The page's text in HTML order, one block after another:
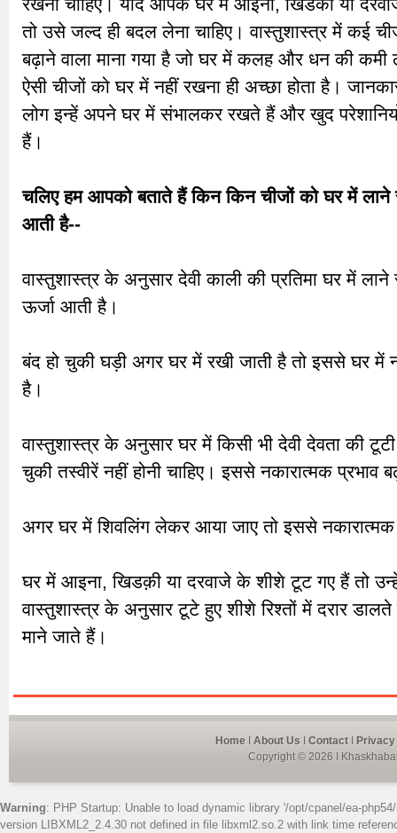
तो उसे जल्द ही बदल लेना चाहिए। वास्तुशास्त्र में कई
बढ़ाने वाला माना गया है जो घर में कलह और धन की
ऐसी चीजों को घर में नहीं रखना ही अच्छा होता है।
लोग इन्हें अपने घर में संभालकर रखते हैं और खुद
हैं।
चलिए हम आपको बताते हैं किन किन चीजों को घर में लाने
आती है--
वास्तुशास्त्र के अनुसार देवी काली की प्रतिमा घर में
ऊर्जा आती है।
बंद हो चुकी घड़ी अगर घर में रखी जाती है तो इससे घर में
है।
वास्तुशास्त्र के अनुसार घर में किसी भी देवी देवता की टूटी
चुकी तस्वीरें नहीं होनी चाहिए। इससे नकारात्मक प्रभाव
अगर घर में शिवलिंग लेकर आया जाए तो इससे नकारात्मक
घर में आइना, खिडक़ी या दरवाजे के शीशे टूट गए हैं तो
वास्तुशास्त्र के अनुसार टूटे हुए शीशे रिश्तों में दरार
माने जाते हैं।
Home About Us Contact
Copyright © 2026 I
Warning: PHP Startup: Unable to load dynamic library '/opt/cpanel/ea-
version LIBXML2_2.4.30 not defined in file libxml2.so.2 with link time